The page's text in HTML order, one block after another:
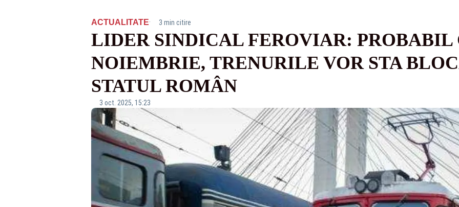
ACTUALITATE· 3 min citire
LIDER SINDICAL FEROVIAR: PROBABIL
NOIEMBRIE, TRENURILE VOR STA
STATUL ROMÂN
3 oct. 2025, 15:23